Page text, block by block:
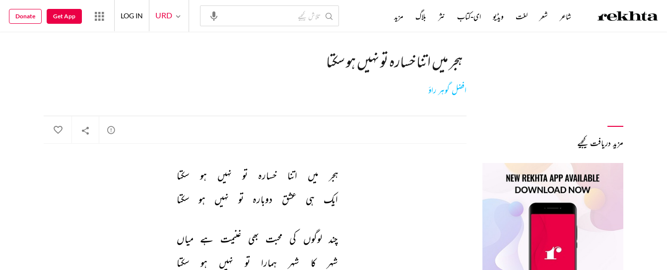
ہجر میں اتنا خسارہ تو نہیں ہو سکتا
افضل گوہر راؤ
ہجر میں اتنا خسارہ تو نہیں ہو
سکتا
ایک
ہی عشق دوبارہ تو نہیں ہو سکتا
چند لوگوں کی محبت بھی غنیمت ہے میاں
شہر
کا شہر ہمارا تو نہیں ہو سکتا
مزید دریافت کیجیے
شاعر شعر لغت ویڈیو ای-کتاب نثر بلاگ مزید URD
LOG IN
Get App
Donate